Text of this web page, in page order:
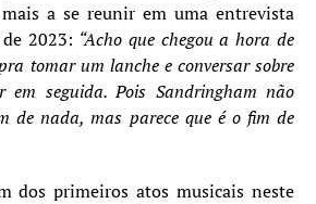
a se reunir em uma entrevista
2023: “Acho que chegou a hora de
tomar um lanche e conversar sobre
em seguida. Pois Sandringham não
de nada, mas parece que é o fim de
dos primeiros atos musicais neste